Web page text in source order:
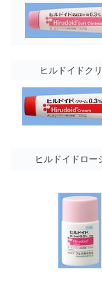
ヒルドイドク
ヒルドイドロー